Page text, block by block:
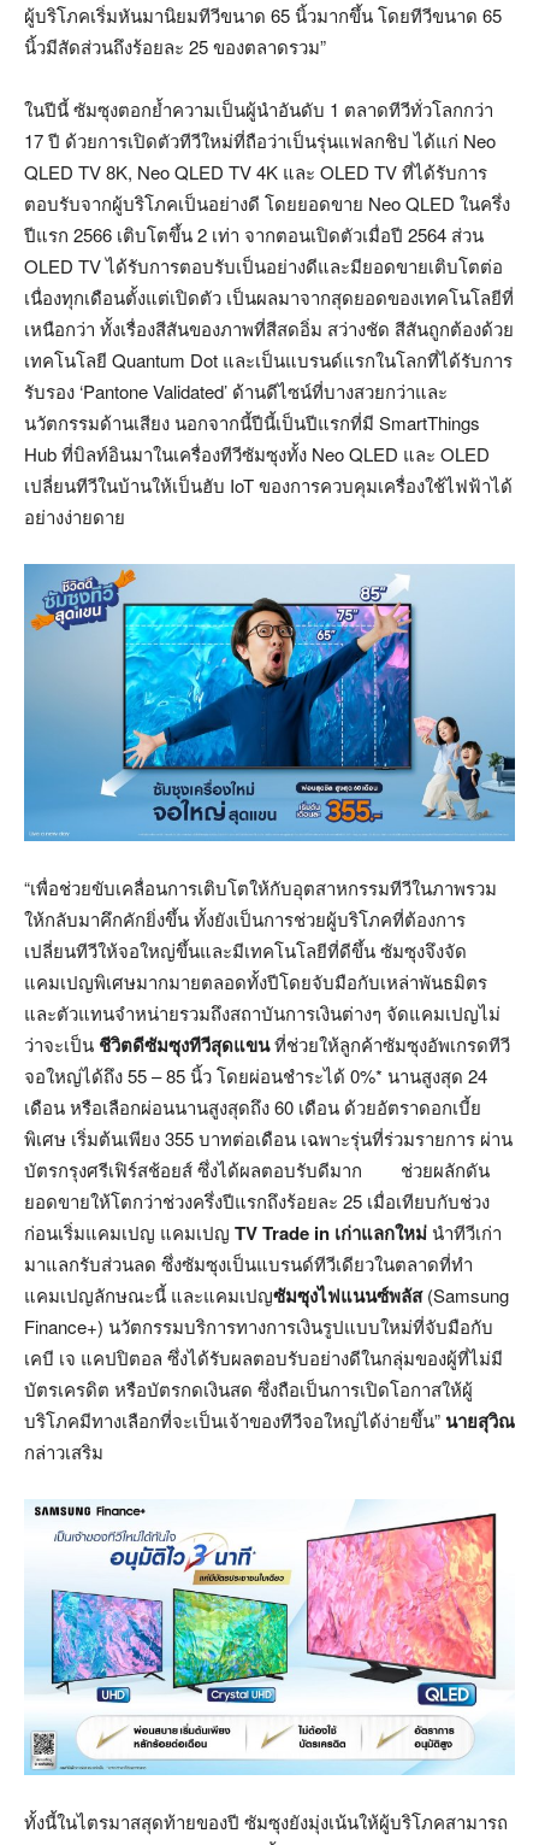
ผู้บริโภคเริ่มหันมานิยมทีวีขนาด 65 นิ้วมากขึ้น โดยทีวีขนาด 65
นิ้วมีสัดส่วนถึงร้อยละ 25 ของตลาดรวม”
ในปีนี้ ซัมซุงตอกย้ำความเป็นผู้นำอันดับ 1 ตลาดทีวีทั่วโลกกว่า
17 ปี ด้วยการเปิดตัวทีวีใหม่ที่ถือว่าเป็นรุ่นแฟลกชิป ได้แก่ Neo
QLED TV 8K, Neo QLED TV 4K และ OLED TV ที่ได้รับการ
ตอบรับจากผู้บริโภคเป็นอย่างดี โดยยอดขาย Neo QLED ในครึ่ง
ปีแรก 2566 เติบโตขึ้น 2 เท่า จากตอนเปิดตัวเมื่อปี 2564 ส่วน
OLED TV ได้รับการตอบรับเป็นอย่างดีและมียอดขายเติบโตต่อ
เนื่องทุกเดือนตั้งแต่เปิดตัว เป็นผลมาจากสุดยอดของเทคโนโลยีที่
เหนือกว่า ทั้งเรื่องสีสันของภาพที่สีสดอิ่ม สว่างชัด สีสันถูกต้องด้วย
เทคโนโลยี Quantum Dot และเป็นแบรนด์แรกในโลกที่ได้รับการ
รับรอง ‘Pantone Validated’ ด้านดีไซน์ที่บางสวยกว่าและ
นวัตกรรมด้านเสียง นอกจากนี้ปีนี้เป็นปีแรกที่มี SmartThings
Hub ที่บิลท์อินมาในเครื่องทีวีซัมซุงทั้ง Neo QLED และ OLED
เปลี่ยนทีวีในบ้านให้เป็นฮับ IoT ของการควบคุมเครื่องใช้ไฟฟ้าได้
อย่างง่ายดาย
“เพื่อช่วยขับเคลื่อนการเติบโตให้กับอุตสาหกรรมทีวีในภาพรวม
ให้กลับมาคึกคักยิ่งขึ้น ทั้งยังเป็นการช่วยผู้บริโภคที่ต้องการ
เปลี่ยนทีวีให้จอใหญ่ขึ้นและมีเทคโนโลยีที่ดีขึ้น ซัมซุงจึงจัด
แคมเปญพิเศษมากมายตลอดทั้งปีโดยจับมือกับเหล่าพันธมิตร
และตัวแทนจำหน่ายรวมถึงสถาบันการเงินต่างๆ จัดแคมเปญไม่
ว่าจะเป็น ชีวิตดีซัมซุงทีวีสุดแขนที่ช่วยให้ลูกค้าซัมซุงอัพเกรดทีวี
จอใหญ่ได้ถึง 55 – 85 นิ้ว โดยผ่อนชำระได้ 0%* นานสูงสุด 24
เดือน หรือเลือกผ่อนนานสูงสุดถึง 60 เดือน ด้วยอัตราดอกเบี้ย
พิเศษ เริ่มต้นเพียง 355 บาทต่อเดือน เฉพาะรุ่นที่ร่วมรายการ ผ่าน
บัตรกรุงศรีเฟิร์สช้อยส์ ซึ่งได้ผลตอบรับดีมาก ช่วยผลักดัน
ยอดขายให้โตกว่าช่วงครึ่งปีแรกถึงร้อยละ 25 เมื่อเทียบกับช่วง
ก่อนเริ่มแคมเปญ แคมเปญ TV Trade in เก่าแลกใหม่นำทีวีเก่า
มาแลกรับส่วนลด ซึ่งซัมซุงเป็นแบรนด์ทีวีเดียวในตลาดที่ทำ
แคมเปญลักษณะนี้ และแคมเปญซัมซุงไฟแนนซ์พลัส(Samsung
Finance+) นวัตกรรมบริการทางการเงินรูปแบบใหม่ที่จับมือกับ
เคบี เจ แคปปิตอล ซึ่งได้รับผลตอบรับอย่างดีในกลุ่มของผู้ที่ไม่มี
บัตรเครดิต หรือบัตรกดเงินสด ซึ่งถือเป็นการเปิดโอกาสให้ผู้
บริโภคมีทางเลือกที่จะเป็นเจ้าของทีวีจอใหญ่ได้ง่ายขึ้น” นายสุวิณ
กล่าวเสริม
ทั้งนี้ในไตรมาสสุดท้ายของปี ซัมซุงยังมุ่งเน้นให้ผู้บริโภคสามารถ